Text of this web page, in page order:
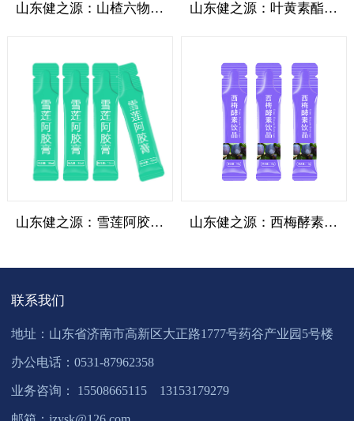
山东健之源：山楂六物膏滋植物饮料代加工 山东健之源：叶黄素酯饮品植物饮料代加工
山东健之源：雪莲阿胶膏滋代加工 山东健之源：西梅酵素饮品植物饮料代加工
联系我们
地址：山东省济南市高新区大正路1777号药谷产业园5号楼
办公电话：0531-87962358
业务咨询： 15508665115 13153179279